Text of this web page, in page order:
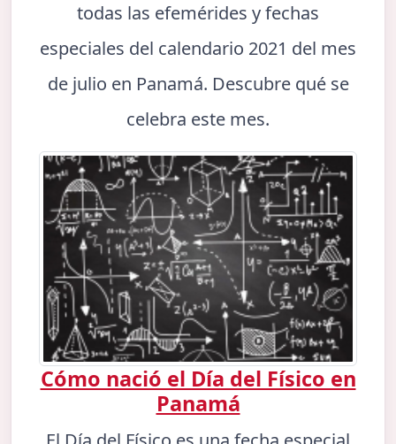
todas las efemérides y fechas
especiales del calendario 2021 del mes
de julio en Panamá. Descubre qué se
celebra este mes.
Cómo nació el Día del Físico en
Panamá